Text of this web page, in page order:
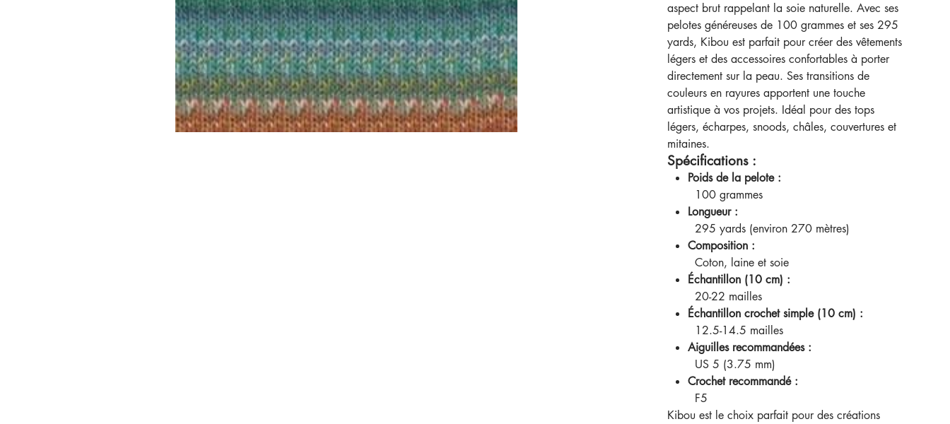
aspect brut rappelant la soie naturelle. Avec ses
pelotes généreuses de 100 grammes et ses 295
yards, Kibou est parfait pour créer des vêtements
légers et des accessoires confortables à porter
directement sur la peau. Ses transitions de
couleurs en rayures apportent une touche
artistique à vos projets. Idéal pour des tops
légers, écharpes, snoods, châles, couvertures et
mitaines.
Spécifications :
Poids de la pelote :
100 grammes
Longueur :
295 yards (environ 270 mètres)
Composition :
Coton, laine et soie
Échantillon (10 cm) :
20-22 mailles
Échantillon crochet simple (10 cm) :
12.5-14.5 mailles
Aiguilles recommandées :
US 5 (3.75 mm)
Crochet recommandé :
F5
Kibou est le choix parfait pour des créations